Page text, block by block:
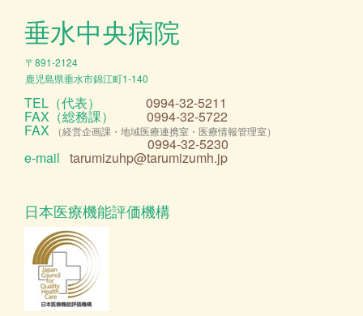
垂水中央病院
〒891-2124
鹿児島県垂水市錦江町1-140
TEL（代表） 0994-32-5211
FAX（総務課） 0994-32-5722
FAX （経営企画課・地域医療連携室・医療情報管理室）
0994-32-5230
e-mail tarumizuhp@tarumizumh.jp
日本医療機能評価機構